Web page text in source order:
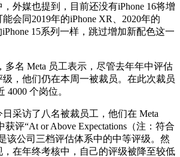
媒也提到，目前还没有iPhone 16将增
会同2019年的iPhone XR、2020年的
iPhone 15系列一样，跳过增加新配色这一
名 Meta 员工表示，尽管去年年中评估
，他们仍在本周一被裁员。在此次裁员
4000 个岗位。
访了八名被裁员工，他们在 Meta
获评“At or Above Expectations（注：符合
该公司三档评估体系中的中等评级。然
在年终考核中，自己的评级被降至较低